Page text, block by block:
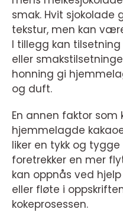
smak. Hvit sjokolade
tekstur, men kan
I tillegg kan
eller
honning gi
og duft.
En annen faktor som
hjemmelagde
liker en tykk og
foretrekker en mer
kan oppnås ved
eller fløte i
kokeprosessen.